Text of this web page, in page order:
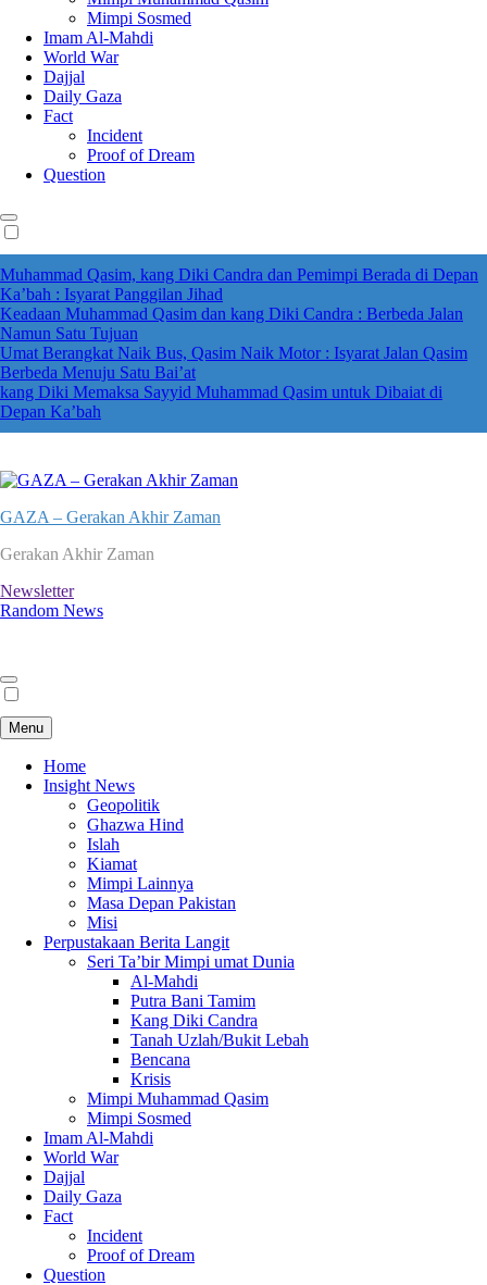
Mimpi Sosmed
Imam Al-Mahdi
World War
Dajjal
Daily Gaza
Fact
Incident
Proof of Dream
Question
Muhammad Qasim, kang Diki Candra dan Pemimpi Berada di Depan
Ka’bah : Isyarat Panggilan Jihad
Keadaan Muhammad Qasim dan kang Diki Candra : Berbeda Jalan
Namun Satu Tujuan
Umat Berangkat Naik Bus, Qasim Naik Motor : Isyarat Jalan Qasim
Berbeda Menuju Satu Bai’at
kang Diki Memaksa Sayyid Muhammad Qasim untuk Dibaiat di
Depan Ka’bah
GAZA – Gerakan Akhir Zaman
Gerakan Akhir Zaman
Newsletter
Random News
Menu
Home
Insight News
Geopolitik
Ghazwa Hind
Islah
Kiamat
Mimpi Lainnya
Masa Depan Pakistan
Misi
Perpustakaan Berita Langit
Seri Ta’bir Mimpi umat Dunia
Al-Mahdi
Putra Bani Tamim
Kang Diki Candra
Tanah Uzlah/Bukit Lebah
Bencana
Krisis
Mimpi Muhammad Qasim
Mimpi Sosmed
Imam Al-Mahdi
World War
Dajjal
Daily Gaza
Fact
Incident
Proof of Dream
Question